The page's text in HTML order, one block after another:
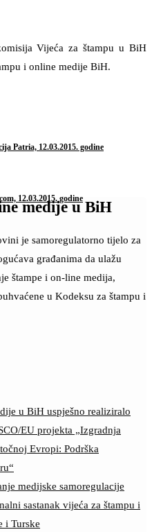
Vijeća za štampu u BiH
i online medije BiH.
Patria, 12.03.2015. godine
12.03.2015. godine
medije u BiH
je samoregulatorno tijelo za
građanima da ulažu
štampe i on-line medija,
u Kodeksu za štampu i
u BiH uspješno realiziralo
EU projekta „Izgradnja
Evropi: Podrška
medijske samoregulacije
sastanak vijeća za štampu i
i Turske